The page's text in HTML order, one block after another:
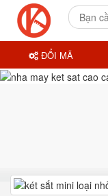
ĐỔI MÃ